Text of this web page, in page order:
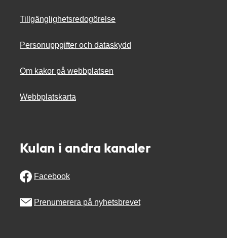
Tillgänglighetsredogörelse
Personuppgifter och dataskydd
Om kakor på webbplatsen
Webbplatskarta
Kulan i andra kanaler
Facebook
Prenumerera på nyhetsbrevet